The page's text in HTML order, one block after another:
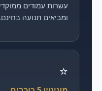
עשרות עמודים
ומביאים תנועה בחינם.
⭐